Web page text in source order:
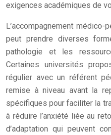
exigences académiques de
L’accompagnement médico-
peut prendre diverses
pathologie et les
Certaines universités
régulier avec un référent
remise à niveau avant la
spécifiques pour faciliter la
à réduire l’anxiété liée au
d’adaptation qui peuvent